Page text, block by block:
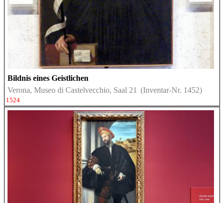
Bildnis eines Geistlichen
Verona, Museo di Castelvecchio, Saal 21 (Inventar-Nr. 1452)
1524